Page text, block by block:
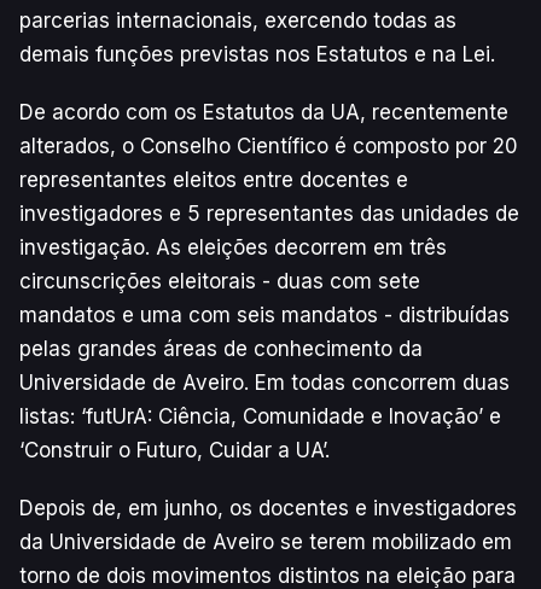
parcerias internacionais, exercendo todas as
demais funções previstas nos Estatutos e na Lei.
De acordo com os Estatutos da UA, recentemente
alterados, o Conselho Científico é composto por 20
representantes eleitos entre docentes e
investigadores e 5 representantes das unidades de
investigação. As eleições decorrem em três
circunscrições eleitorais - duas com sete
mandatos e uma com seis mandatos - distribuídas
pelas grandes áreas de conhecimento da
Universidade de Aveiro. Em todas concorrem duas
listas: ‘futUrA: Ciência, Comunidade e Inovação’ e
‘Construir o Futuro, Cuidar a UA’.
Depois de, em junho, os docentes e investigadores
da Universidade de Aveiro se terem mobilizado em
torno de dois movimentos distintos na eleição para